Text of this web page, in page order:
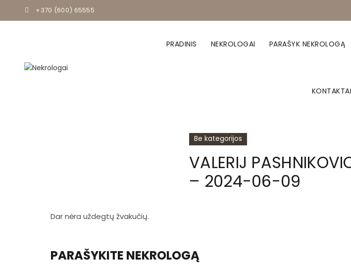
+370 (600) 65555
PRADINIS NEKROLOGAI PARAŠYK NEKROLOGĄ
KONTAKTAI
Be kategorijos
VALERIJ
– 2024-06-09
Dar nėra uždegtų žvakučių.
PARAŠYKITE NEKROLOGĄ